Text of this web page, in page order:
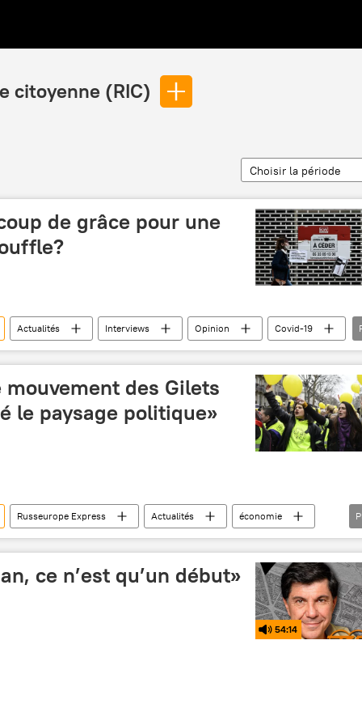
citoyenne (RIC)
Choisir la période
de grâce pour une
Actualités Interviews Opinion
Covid-19
Emmanuel Macron
mouvement des Gilets
le paysage politique»
Russeurope Express Actualités
économie
jaunes pouvoir d'achat
écologie
France
ce n’est qu’un début»
54:14